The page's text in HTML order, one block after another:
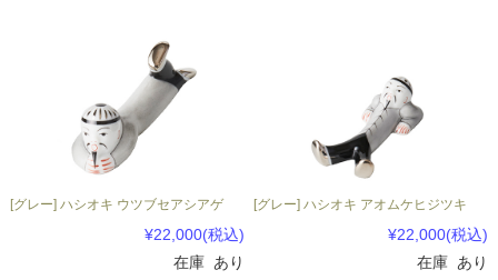
[グレー] ハシオキ ウツブセアシアゲ
¥22,000(税込)
在庫 あり
[グレー] ハシオキ アオムケヒジツキ
¥22,000(税込)
在庫 あり